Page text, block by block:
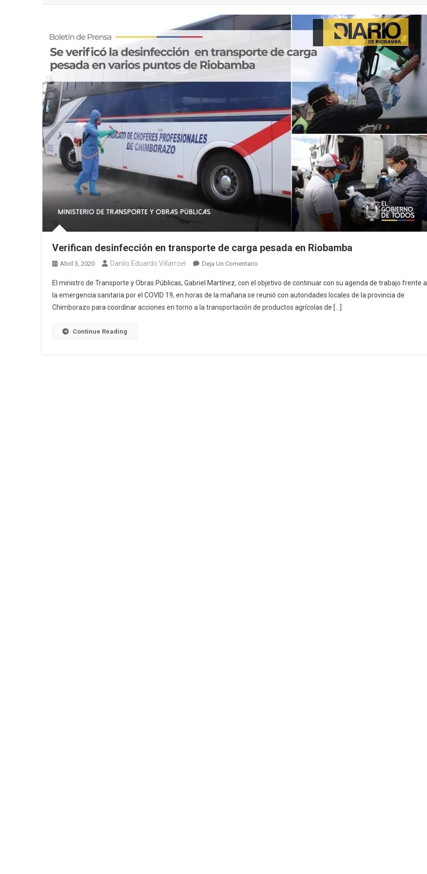
Verifican desinfección en transporte de carga pesada en Riobamba
Abril 3, 2020 Danilo Eduardo Villarroel Deja Un Comentario
Desinfección
En
Transporte
El ministro de Transporte y Obras Públicas, Gabriel Martínez, con el objetivo de continuar con su agenda de trabajo frente a
la emergencia sanitaria por el COVID 19, en horas de la mañana se reunió con autoridades locales de la provincia de
Chimborazo para coordinar acciones en torno a la transportación de productos agrícolas de […]
Continue Reading